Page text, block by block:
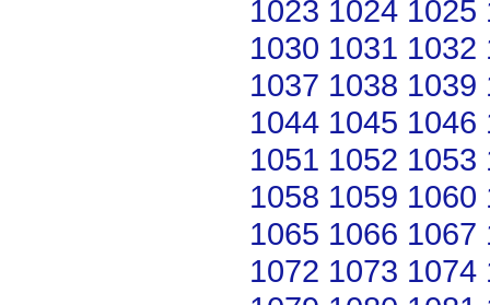
1023 1024 1025
1030 1031 1032
1037 1038 1039
1044 1045 1046
1051 1052 1053
1058 1059 1060
1065 1066 1067
1072 1073 1074